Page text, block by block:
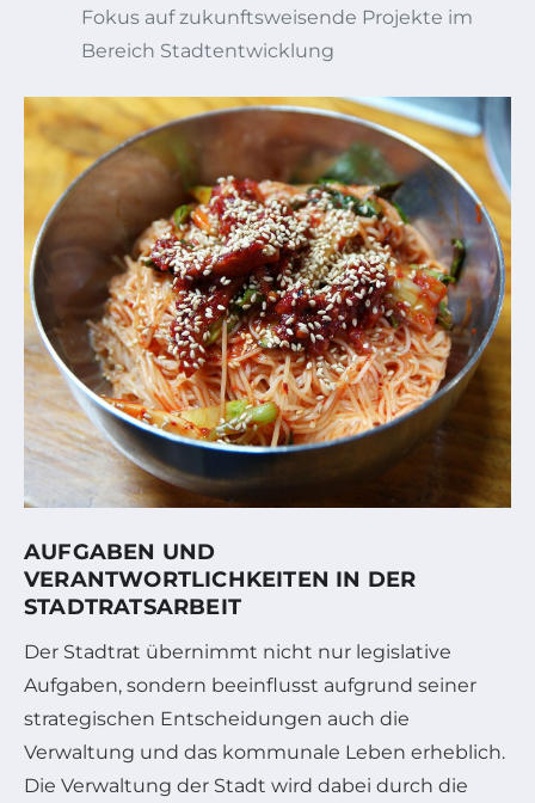
Fokus auf zukunftsweisende Projekte im
Bereich Stadtentwicklung
AUFGABEN UND
VERANTWORTLICHKEITEN IN DER
STADTRATSARBEIT
Der Stadtrat übernimmt nicht nur legislative
Aufgaben, sondern beeinflusst aufgrund seiner
strategischen Entscheidungen auch die
Verwaltung und das kommunale Leben erheblich.
Die Verwaltung der Stadt wird dabei durch die